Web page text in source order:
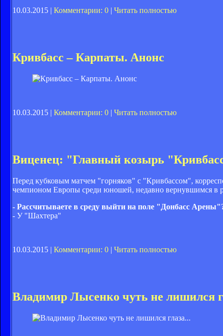
10.03.2015 | Комментарии: 0 | Читать полностью
Кривбасс – Карпаты. Анонс
10.03.2015 | Комментарии: 0 | Читать полностью
Виценец: "Главный козырь
Перед кубковым матчем "горняков" с "Кривбассом",
чемпионом Европы среди юношей, недавно вернувшимся в
- Рассчитываете в среду выйти на поле "Донбасс
- У "Шахтера"
10.03.2015 | Комментарии: 0 | Читать полностью
Владимир Лысенко чуть не лишился